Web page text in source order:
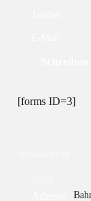
[forms ID=3]